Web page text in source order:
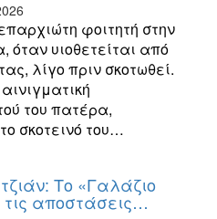
φοιτητή στην
υιοθετείται από
λίγο πριν σκοτωθεί.
του πατέρα,
σκοτεινό του…
Το «Γαλάζιο
αποστάσεις…